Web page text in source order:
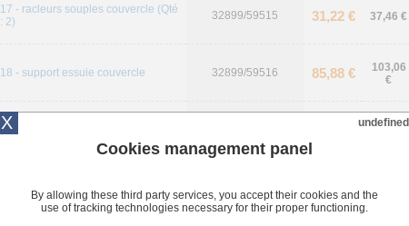
17 - racleurs souples couvercle (Qté
: 2)
32899/59515 31,22 € 37,46 €
18 - support essuie couvercle 32899/59516 85,88 €
103,06
€
19 - ensemble support couvercle
551,25
€
X undefined
Cookies management panel
By allowing these third party services, you accept their cookies and the
use of tracking technologies necessary for their proper functioning.